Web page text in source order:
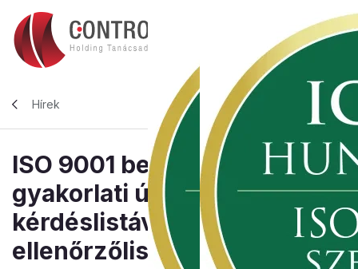
Hírek
ISO 9001 belső audit:
gyakorlati útmutató
kérdéslistával és
ellenőrzőlistával